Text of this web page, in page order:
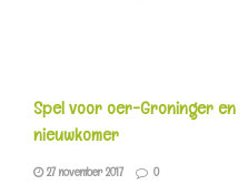
Spel voor oer-Groninger en
nieuwkomer
27 november 2017 0